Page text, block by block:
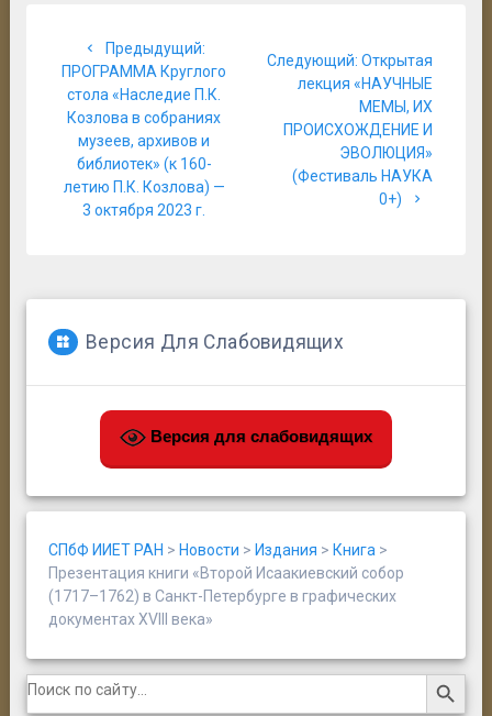
по
записям
Предыдущий:
запись:
ПРОГРАММА Круглого
стола «Наследие П.К.
Козлова в собраниях
музеев, архивов и
библиотек» (к 160-
летию П.К. Козлова) —
3 октября 2023 г.
Следующий: Следующая
запись:
Открытая
лекция «НАУЧНЫЕ
МЕМЫ, ИХ
ПРОИСХОЖДЕНИЕ И
ЭВОЛЮЦИЯ»
(Фестиваль НАУКА
0+)
Версия Для Слабовидящих
Версия для слабовидящих
СПбФ ИИЕТ РАН > Новости > Издания > Книга >
Презентация книги «Второй Исаакиевский собор
(1717–1762) в Санкт-Петербурге в графических
документах XVIII века»
Search
for:
Search Button